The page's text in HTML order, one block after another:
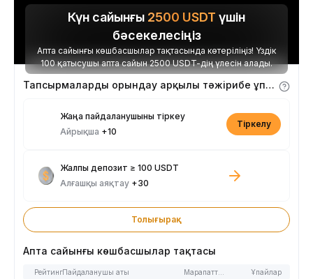
Күн сайынғы 2500 USDT үшін
бәсекелесіңіз
Апта сайынғы көшбасшылар тақтасында көтеріліңіз! Үздік
100 қатысушы апта сайын 2500 USDT-дің үлесін алады.
Тапсырмаларды орындау арқылы тәжірибе ұпайларын алыңыз
Жаңа пайдаланушыны тіркеу
Айрықша +10
Тіркелу
Жалпы депозит ≥ 100 USDT
Алғашқы аяқтау +30
Толығырақ
Апта сайынғы көшбасшылар тақтасы
РейтингПайдаланушы аты Марапаттар Ұпайлар